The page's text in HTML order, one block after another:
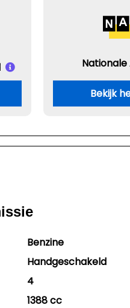
Bekijk
Benzine
Handgeschakeld
4
1388 cc